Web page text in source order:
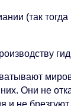
(так
Они не
и не